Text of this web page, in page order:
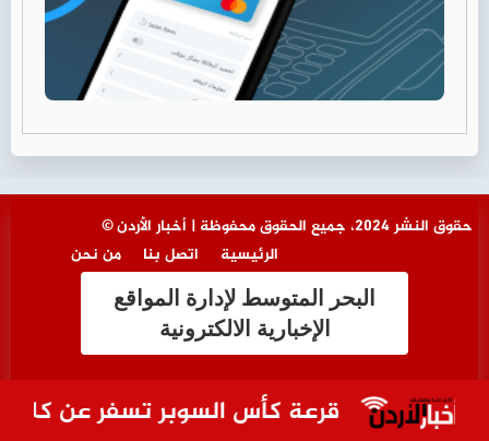
قرعة كأس السوبر تسفر عن كلاسيكو
© حقوق النشر 2024، جميع الحقوق محفوظة | أخبار الأردن
من نحن
اتصل بنا الرئيسية
البحر المتوسط لإدارة المواقع
الإخبارية الالكترونية